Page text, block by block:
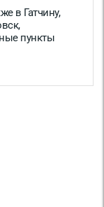
в Гатчину,
пункты